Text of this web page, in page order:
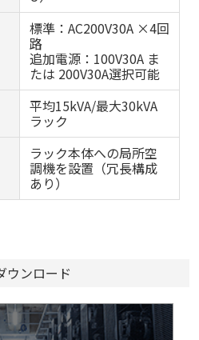
標準：AC200V30A ×4回
路
追加電源：100V30A ま
たは 200V30A選択可能
平均15kVA/最大30kVA
ラック
ラック本体への局所空
調機を設置（冗長構成
あり）
ウンロード